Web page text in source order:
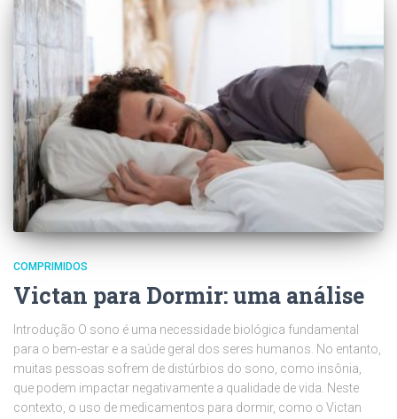
COMPRIMIDOS
Victan para Dormir: uma análise
Introdução O sono é uma necessidade biológica fundamental
para o bem-estar e a saúde geral dos seres humanos. No entanto,
muitas pessoas sofrem de distúrbios do sono, como insônia,
que podem impactar negativamente a qualidade de vida. Neste
contexto, o uso de medicamentos para dormir, como o Victan